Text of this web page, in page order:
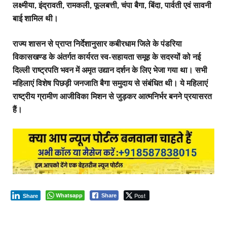
लक्ष्मीया, इंद्रावती, रामकली, फूलबत्ती, चंपा बैगा, बिंदा, पार्वती एवं सावनी
बाई शामिल थी।
राज्य शासन से प्राप्त निर्देशानुसार कबीरधाम जिले के पंडरिया
विकासखण्ड के अंतर्गत कार्यरत स्व-सहायता समूह के सदस्यों को नई
दिल्ली राष्ट्रपति भवन में अमृत उद्यान दर्शन के लिए भेजा गया था। सभी
महिलाएं विशेष पिछड़ी जनजाति बैगा समुदाय से संबंधित थी। ये महिलाएं
राष्ट्रीय ग्रामीण आजीविका मिशन से जुड़कर आत्मनिर्भर बनने प्रयासरत
हैं।
Whatsapp Share Post
Share